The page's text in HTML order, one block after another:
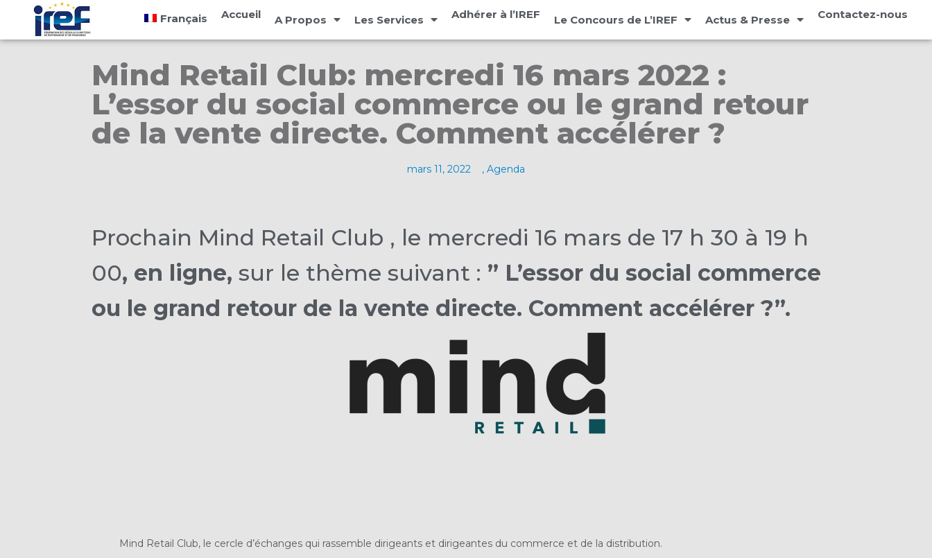
Français Accueil A Propos Les Services Adhérer à l’IREF Le Concours de L’IREF Actus & Presse Contactez-nous
Mind Retail Club: mercredi 16 mars 2022 :
L’essor du social commerce ou le grand retour
de la vente directe. Comment accélérer ?
mars 11, 2022 , Agenda
Prochain Mind Retail Club , le mercredi 16 mars de 17 h 30 à 19 h
00, en ligne, sur le thème suivant : ” L’essor du social commerce
ou le grand retour de la vente directe. Comment accélérer ?”.
Mind Retail Club, le cercle d’échanges qui rassemble dirigeants et dirigeantes du commerce et de la distribution.
Cookies management panel